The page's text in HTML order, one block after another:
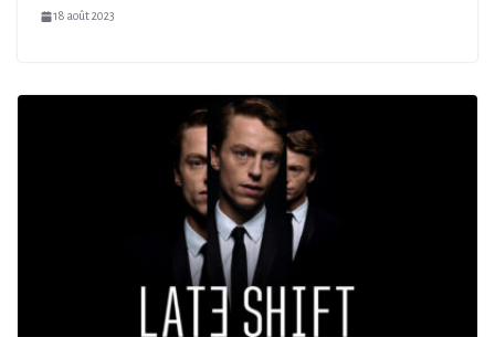
18 août 2023